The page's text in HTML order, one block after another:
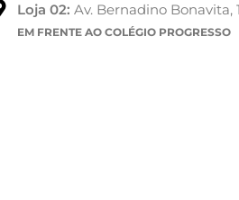
Loja 02: Av. Bernadino Bonavita,
EM FRENTE AO COLÉGIO PROGRESSO